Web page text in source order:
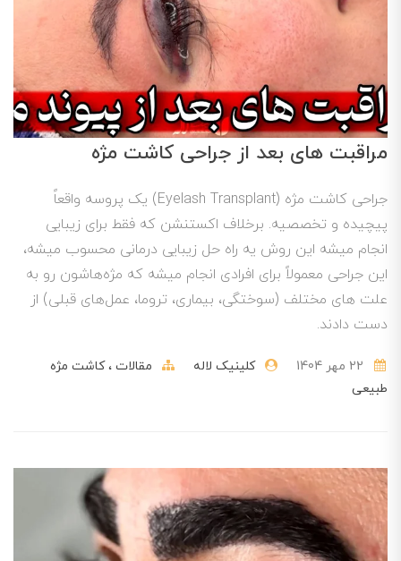
مراقبت های بعد از جراحی کاشت مژه
جراحی کاشت مژه (Eyelash Transplant) یک پروسه واقعاً
پیچیده و تخصصیه. برخلاف اکستنشن که فقط برای زیبایی
انجام میشه این روش یه راه حل زیبایی درمانی محسوب میشه،
این جراحی معمولاً برای افرادی انجام میشه که مژه‌هاشون رو به
علت های مختلف (سوختگی، بیماری، تروما، عمل‌های قبلی) از
دست دادند.
کلینیک لاله مقالات
کاشت مژه
طبیعی